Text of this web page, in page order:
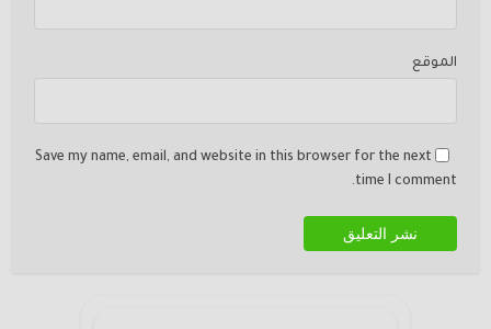
الموقع
Save my name, email, and website in this browser for the next
time I comment.